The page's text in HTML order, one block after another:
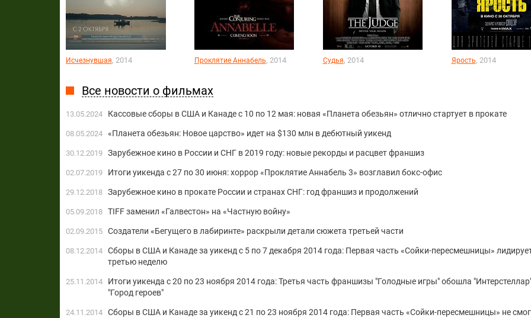
Исчезнувшая, 2014 Проклятие Аннабель, 2014 Судья, 2014 Ярость, 2014
Все новости о фильмах
13.05.2024 Кассовые сборы в США и Канаде с 10 по 12 мая: новая «Планета обезьян» отлично стартует в прокате
08.05.2024 «Планета обезьян: Новое царство» идет на $130 млн в дебютный уикенд
30.12.2019 Зарубежное кино в России и СНГ в 2019 году: новые рекорды и расцвет франшиз
02.07.2019 Итоги уикенда с 27 по 30 июня: хоррор «Проклятие Аннабель 3» возглавил бокс-офис
29.12.2018 Зарубежное кино в прокате России и странах СНГ: год франшиз и продолжений
05.09.2018 TIFF заменил «Галвестон» на «Частную войну»
02.09.2015 Создатели «Бегущего в лабиринте» раскрыли детали сюжета третьей части
08.12.2014
Сборы в США и Канаде за уикенд с 5 по 7 декабря 2014 года: Первая часть «Сойки-пересмешницы»
третью неделю
25.11.2014
Итоги уикенда c 20 по 23 ноября 2014 года: Третья часть франшизы "Голодные игры" обошла
"Город героев"
24.11.2014
Сборы в США и Канаде за уикенд с 21 по 23 ноября 2014 года: Первая часть «Сойки-пересмешницы» не